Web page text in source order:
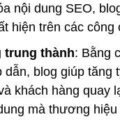
nội dung SEO,
hiện trên các công
trung thành: Bằng
dẫn, blog giúp tăng
khách hàng quay
mà thương hiệu